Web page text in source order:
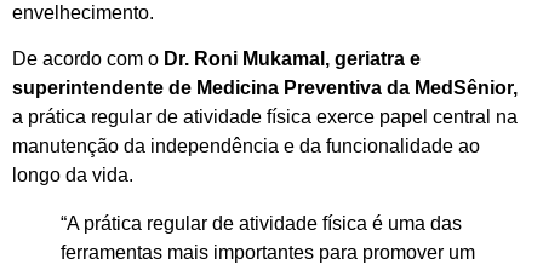
envelhecimento.
De acordo com o Dr. Roni Mukamal, geriatra e
superintendente de Medicina Preventiva da MedSênior,
a prática regular de atividade física exerce papel central na
manutenção da independência e da funcionalidade ao
longo da vida.
“A prática regular de atividade física é uma das
ferramentas mais importantes para promover um